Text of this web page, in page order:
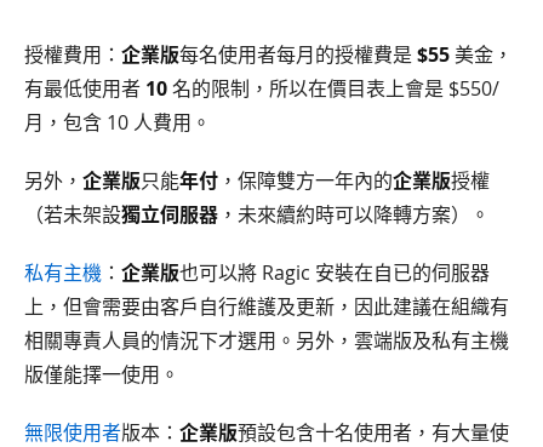
授權費用： 企業版每名使用者每月的授權費是 $55美金，
有最低使用者 10名的限制，所以在價目表上會是 $550/
月，包含 10 人費用。
另外， 企業版只能年付 ，保障雙方一年內的企業版授權
（若未架設獨立伺服器 ，未來續約時可以降轉方案）。
私有主機 ： 企業版也可以將 Ragic 安裝在自已的伺服器
上，但會需要由客戶自行維護及更新，因此建議在組織有
相關專責人員的情況下才選用。另外，雲端版及私有主機
版僅能擇一使用。
無限使用者版本： 企業版預設包含十名使用者，有大量使